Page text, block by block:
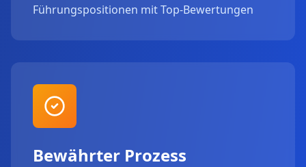
Führungspositionen mit Top-Bewertungen
Bewährter Prozess